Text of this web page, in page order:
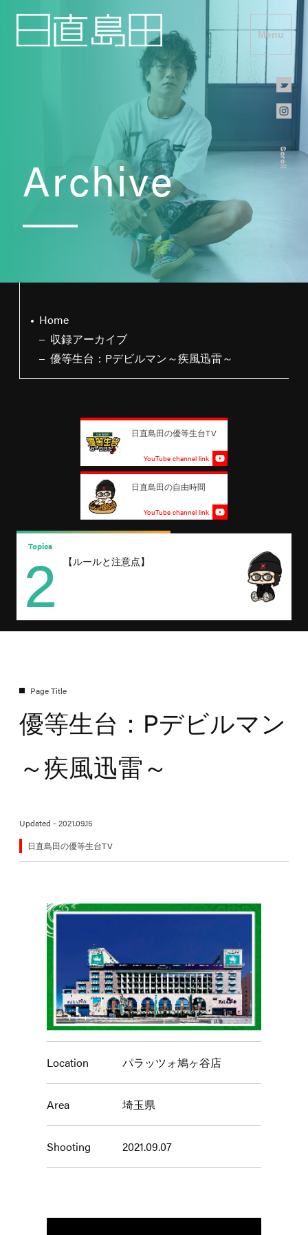
Menu
Scroll
Archive
Home
収録アーカイブ
優等生台：Pデビルマン～疾風迅雷～
日直島田の優等生台TV
YouTube channel link
日直島田の自由時間
YouTube channel link
【ルールと注意点】
Topics
2
優等生台：Pデビルマン
～疾風迅雷～
Updated - 2021.09.15
日直島田の優等生台TV
Location パラッツォ鳩ヶ谷店
Area 埼玉県
Shooting 2021.09.07